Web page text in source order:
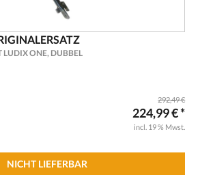
LUDIX ONE, DUBBEL
292,49 €
224,99 € *
incl. 19 % Mwst.
NICHT LIEFERBAR